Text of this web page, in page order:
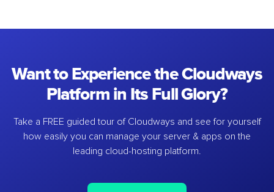
Want to Experience the Cloudways
Platform in Its Full Glory?
Take a FREE guided tour of Cloudways and see for yourself
how easily you can manage your server & apps on the
leading cloud-hosting platform.